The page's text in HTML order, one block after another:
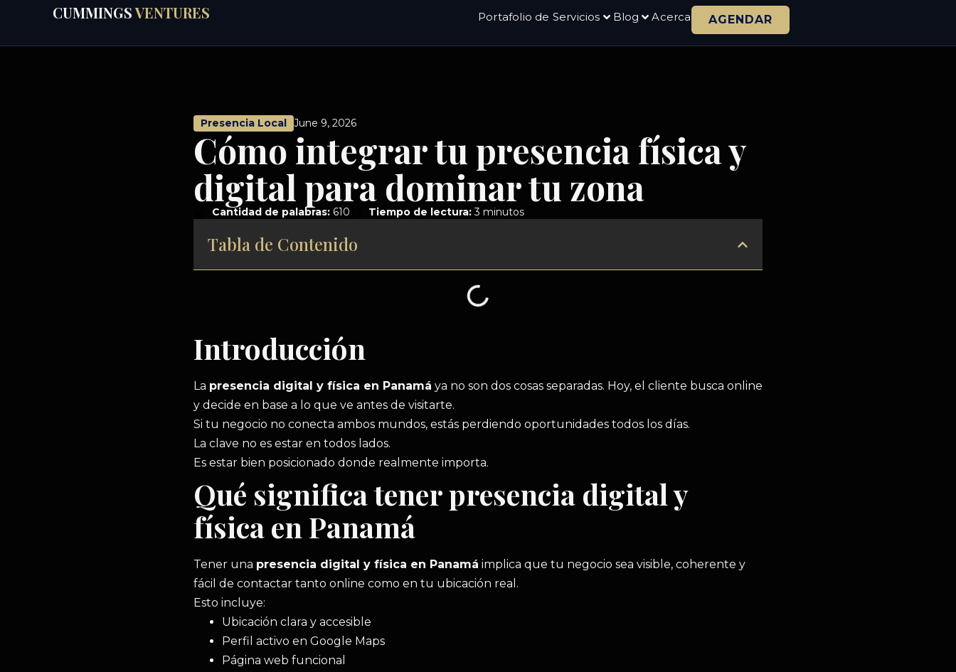
CUMMINGSVENTURES Portafolio de Servicios Blog Acerca AGENDAR
Presencia Local June 9, 2026
Cómo integrar tu presencia física y
digital para dominar tu zona
Cantidad de palabras: 610 Tiempo de lectura:3 minutos
Tabla de Contenido
Introducción
La presencia digital y física en Panamá ya no son dos cosas separadas. Hoy, el cliente busca online
y decide en base a lo que ve antes de visitarte.
Si tu negocio no conecta ambos mundos, estás perdiendo oportunidades todos los días.
La clave no es estar en todos lados.
Es estar bien posicionado donde realmente importa.
Qué significa tener presencia digital y
física en Panamá
Tener una presencia digital y física en Panamá implica que tu negocio sea visible, coherente y
fácil de contactar tanto online como en tu ubicación real.
Esto incluye:
Ubicación clara y accesible
Perfil activo en Google Maps
Página web funcional